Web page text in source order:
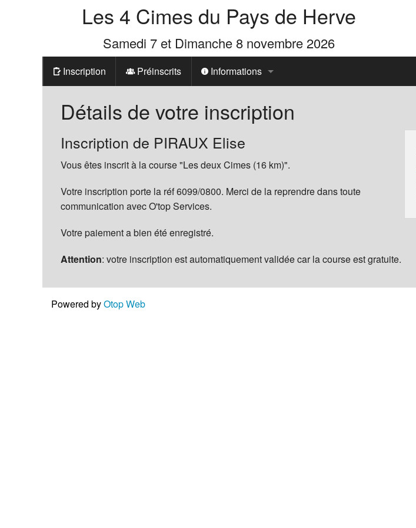
Les 4 Cimes du Pays de Herve
Samedi 7 et Dimanche 8 novembre 2026
Inscription Préinscrits Informations
La Boutique des 4 Cimes
Détails de votre inscription
Inscription de PIRAUX Elise
Vous êtes inscrit à la course "Les deux Cimes (16 km)".
Votre inscription porte la réf 6099/0800. Merci de la reprendre dans toute
communication avec O'top Services.
Votre paiement a bien été enregistré.
Attention: votre inscription est automatiquement validée car la course est gratuite.
Powered byOtop Web